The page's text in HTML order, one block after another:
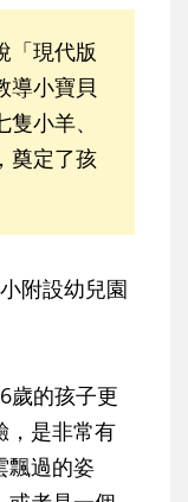
「現代版
導小寶貝
小羊、
奠定了孩
附設幼兒園
歲的孩子更
，是非常有
飄過的姿